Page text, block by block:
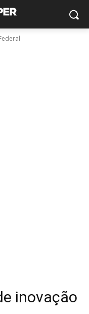
inovação